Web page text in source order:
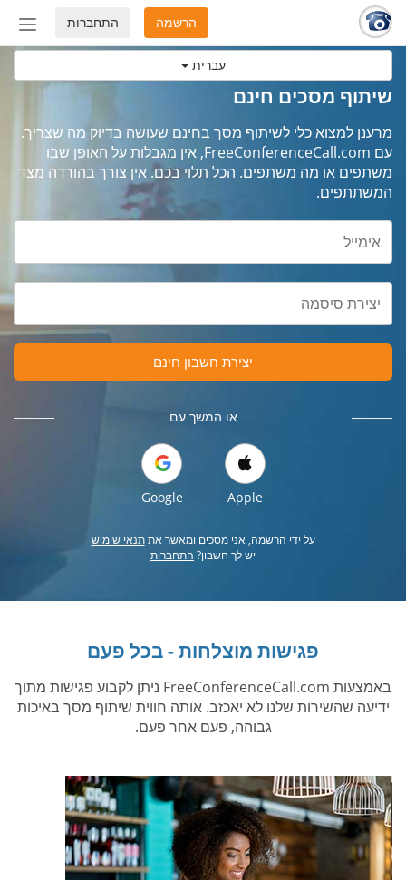
עברית
מצב
התחברות הרשמה
שיתוף מסכים חינם
מרענן למצוא כלי לשיתוף מסך בחינם שעושה בדיוק מה שצריך.
עם FreeConferenceCall.com, אין מגבלות על האופן שבו
משתפים או מה משתפים. הכל תלוי בכם. אין צורך בהורדה מצד
המשתתפים.
יצירת חשבון חינם
או המשך עם
Apple
Google
על ידי הרשמה, אני מסכים ומאשר אתתנאי שימוש
יש לך חשבון? התחברות
פגישות מוצלחות - בכל פעם
באמצעות FreeConferenceCall.com ניתן לקבוע פגישות מתוך
ידיעה שהשירות שלנו לא יאכזב. אותה חווית שיתוף מסך באיכות
גבוהה, פעם אחר פעם.